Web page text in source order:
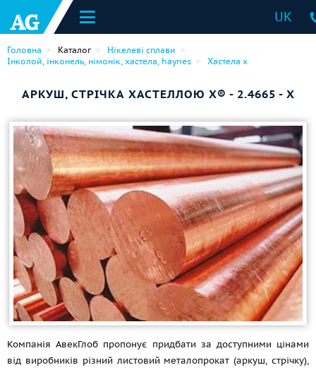
UK
Головна Каталог
Нікелеві сплави
Інколой, інконель, німонік, хастела, haynes
Хастела x
АРКУШ, СТРІЧКА ХАСТЕЛЛОЮ X® - 2.4665 - Х
Компанія АвекГлоб пропонує придбати за доступними цінами
від виробників різний листовий металопрокат (аркуш, стрічку),